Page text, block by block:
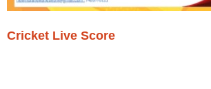
Cricket Live Score